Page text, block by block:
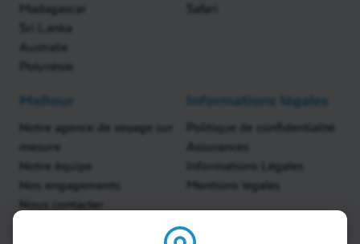
Madagascar
Sri Lanka
Australie
Polynésie
Safari
Meltour
Notre agence de voyage sur
mesure
Notre équipe
Nos engagements
Nous contacter
Informations légales
Politique de confidentialité
Assurances
Informations Légales
Mentions légales